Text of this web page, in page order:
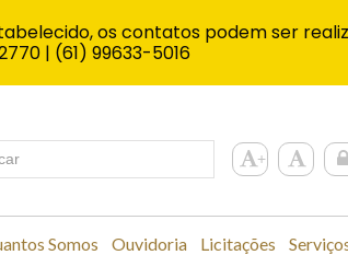
Somos Ouvidoria Licitações
os contatos podem ser
| (61) 99633-5016